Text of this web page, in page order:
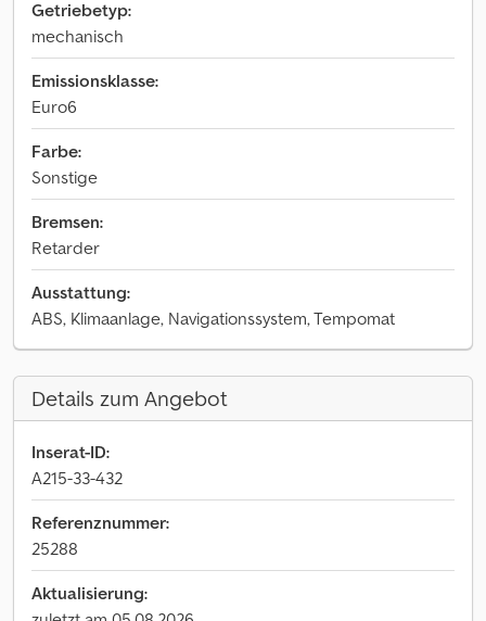
Getriebetyp:
mechanisch
Emissionsklasse:
Euro6
Farbe:
Sonstige
Bremsen:
Retarder
Ausstattung:
ABS, Klimaanlage, Navigationssystem, Tempomat
Details zum Angebot
Inserat-ID:
A215-33-432
Referenznummer:
25288
Aktualisierung: